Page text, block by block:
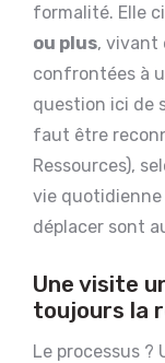
formalité. Elle
ou plus, vivant
confrontées à
question ici de
faut être
Ressources),
vie quotidienne
déplacer sont
Une visite
toujours la
Le processus ?